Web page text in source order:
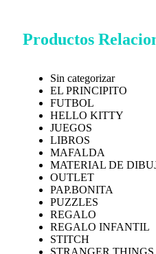
Productos
Sin categorizar
EL PRINCIPITO
FUTBOL
HELLO KITTY
JUEGOS
LIBROS
MAFALDA
MATERIAL DE
OUTLET
PAP.BONITA
PUZZLES
REGALO
REGALO INFANTIL
STITCH